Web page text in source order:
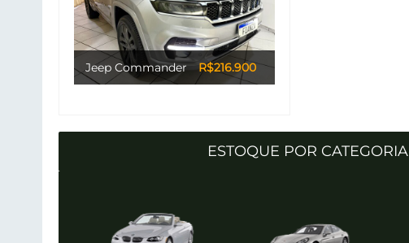
Jeep Commander R$216.900
ESTOQUE POR CATEGORIA